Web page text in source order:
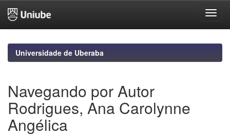
navigationUniversidade de Uberaba
Navegando por Autor
Rodrigues, Ana Carolynne
Angélica